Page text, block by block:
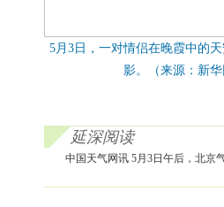
5月3日，一对情侣在晚霞中的
影。（来源：新华
延深阅读
中国天气网讯 5月3日午后，北京